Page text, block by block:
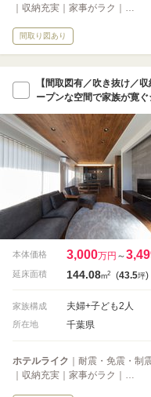
｜収納充実｜家事がラク｜…
間取り図あり
【間取図有／吹き抜け／
ープンな空間で家族が寛
本体価格 3,000万円 ～
延床面積 144.08m2 (43.5坪)
家族構成 夫婦+子ども2人
所在地 千葉県
ホテルライク ｜耐震・免震・制
｜収納充実｜家事がラク｜…